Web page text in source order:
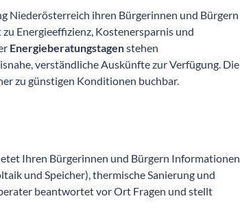
Niederösterreich ihren Bürgerinnen und Bürgern
Energieeffizienz, Kostenersparnis und
Energieberatungstagenstehen
verständliche Auskünfte zur Verfügung. Die
zu günstigen Konditionen buchbar.
Ihren Bürgerinnen und Bürgern Informationen
und Speicher), thermische Sanierung und
beantwortet vor Ort Fragen und stellt